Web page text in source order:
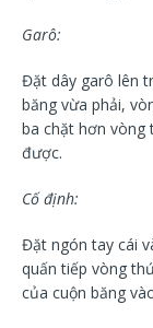
Garô:
Đặt dây garô lên
băng vừa phải,
ba chặt hơn vòng
được.
Cố định:
Đặt ngón tay cái
quấn tiếp vòng
của cuộn băng